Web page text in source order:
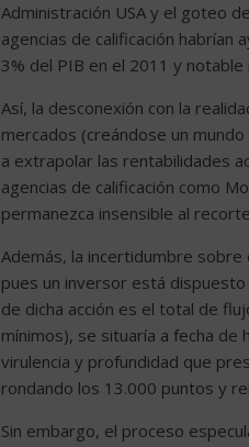
Administración USA y el goteo
agencias de calificación
3% del PIB en el 2011 y
Así, la desconexión con la
mercados (creándose un
a extrapolar las rentabilidades
agencias de calificación como
permanezca insensible al
Además, la incertidumbre
pues un inversor está
de dicha acción es el total de
mínimos), se situaría a fecha de
virulencia y profundidad que
rondando los 13.000 puntos y
Sin embargo, el proceso